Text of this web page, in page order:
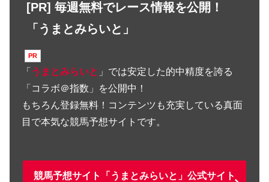
[PR] 毎週無料でレース情報を公開！
「うまとみらいと」
「 うまとみらいと 」では安定した的中精度を誇る
「コラボ＠指数」を公開中！
もちろん登録無料！コンテンツも充実している真面
目で本気な競馬予想サイトです。
競馬予想サイト「うまとみらいと」公式サイト